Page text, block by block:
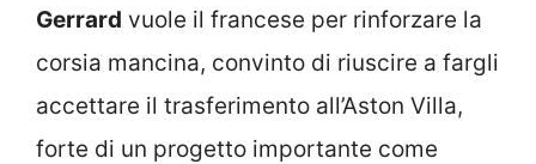
Gerrard vuole il francese per rinforzare la
corsia mancina, convinto di riuscire a fargli
accettare il trasferimento all’Aston Villa,
forte di un progetto importante come